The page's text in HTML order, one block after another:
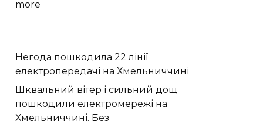
more
слабкий
спалах
шокового
прориву
наднової
Негода пошкодила 22 лінії
електропередачі на Хмельниччині
Шквальний вітер і сильний дощ
пошкодили електромережі на
Хмельниччині. Без